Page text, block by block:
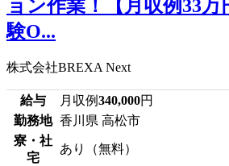
ョン作業！【月収例33万
験O...
株式会社BREXA Next
給与 月収例340,000円
勤務地 香川県 高松市
寮・社
宅
あり（無料）